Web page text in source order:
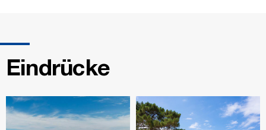
Eindrücke